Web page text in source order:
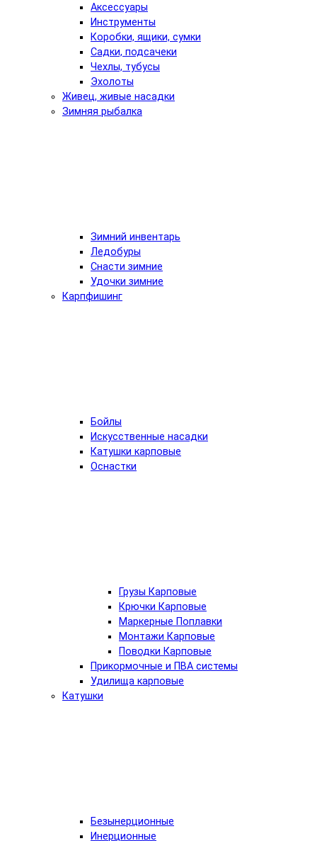
Аксессуары
Инструменты
Коробки, ящики, сумки
Садки, подсачеки
Чехлы, тубусы
Эхолоты
Живец, живые насадки
Зимняя рыбалка
Зимний инвентарь
Ледобуры
Снасти зимние
Удочки зимние
Карпфишинг
Бойлы
Искусственные насадки
Катушки карповые
Оснастки
Грузы Карповые
Крючки Карповые
Маркерные Поплавки
Монтажи Карповые
Поводки Карповые
Прикормочные и ПВА системы
Удилища карповые
Катушки
Безынерционные
Инерционные